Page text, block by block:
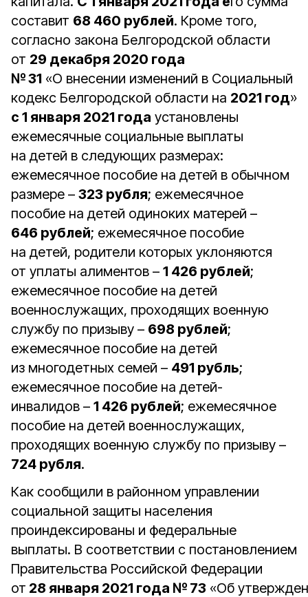
составит 68 460 рублей. Кроме того,
согласно закона Белгородской области
от 29 декабря 2020 года
№ 31 «О внесении изменений в Социальный
кодекс Белгородской области на 2021 год»
с 1 января 2021 года установлены
ежемесячные социальные выплаты
на детей в следующих размерах:
ежемесячное пособие на детей в обычном
размере – 323 рубля; ежемесячное
пособие на детей одиноких матерей –
646 рублей; ежемесячное пособие
на детей, родители которых уклоняются
от уплаты алиментов – 1 426 рублей;
ежемесячное пособие на детей
военнослужащих, проходящих военную
службу по призыву – 698 рублей;
ежемесячное пособие на детей
из многодетных семей – 491 рубль;
ежемесячное пособие на детей-
инвалидов – 1 426 рублей; ежемесячное
пособие на детей военнослужащих,
проходящих военную службу по призыву –
724 рубля.
Как сообщили в районном управлении
социальной защиты населения
проиндексированы и федеральные
выплаты. В соответствии с постановлением
Правительства Российской Федерации
от 28 января 2021 года № 73 «Об